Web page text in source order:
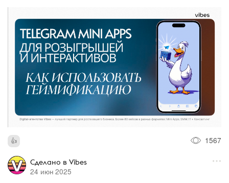
1567
Сделано в Vibes
24 июн 2025